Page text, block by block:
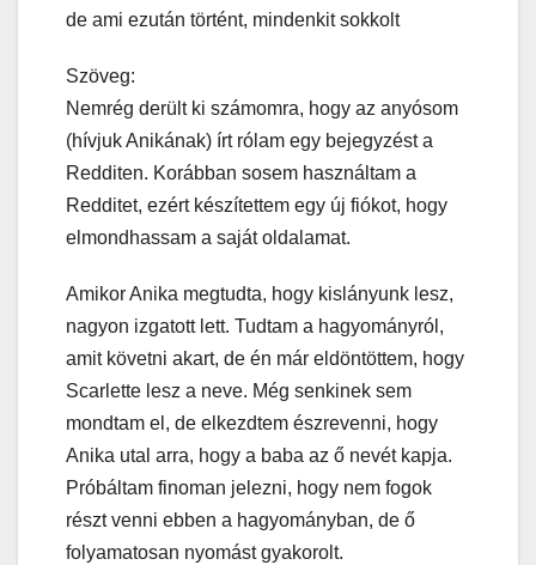
de ami ezután történt, mindenkit sokkolt
Szöveg:
Nemrég derült ki számomra, hogy az anyósom
(hívjuk Anikának) írt rólam egy bejegyzést a
Redditen. Korábban sosem használtam a
Redditet, ezért készítettem egy új fiókot, hogy
elmondhassam a saját oldalamat.
Amikor Anika megtudta, hogy kislányunk lesz,
nagyon izgatott lett. Tudtam a hagyományról,
amit követni akart, de én már eldöntöttem, hogy
Scarlette lesz a neve. Még senkinek sem
mondtam el, de elkezdtem észrevenni, hogy
Anika utal arra, hogy a baba az ő nevét kapja.
Próbáltam finoman jelezni, hogy nem fogok
részt venni ebben a hagyományban, de ő
folyamatosan nyomást gyakorolt.